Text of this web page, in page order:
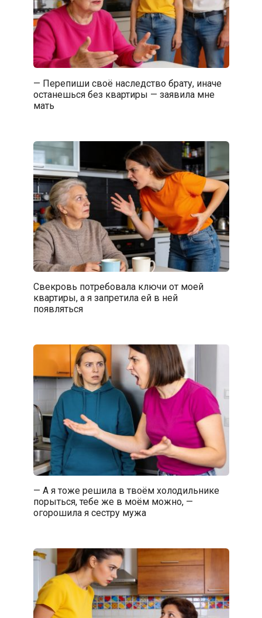
— Перепиши своё наследство брату, иначе
останешься без квартиры — заявила мне
мать
Свекровь потребовала ключи от моей
квартиры, а я запретила ей в ней
появляться
— А я тоже решила в твоём холодильнике
порыться, тебе же в моём можно, —
огорошила я сестру мужа